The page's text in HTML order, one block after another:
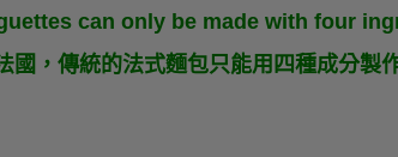
can only be made with four
，傳統的法式麵包只能用四種成分製